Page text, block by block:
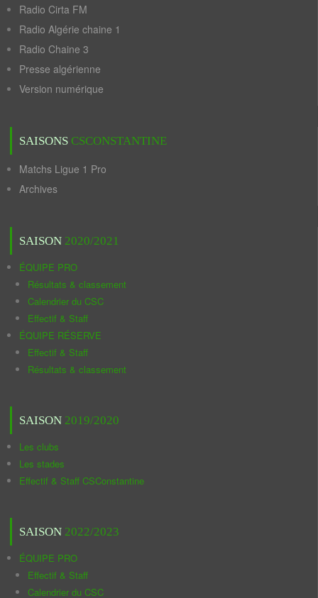
Radio Cirta FM
Radio Algérie chaine 1
Radio Chaine 3
Presse algérienne
Version numérique
SAISONS CSCONSTANTINE
Matchs Ligue 1 Pro
Archives
SAISON 2020/2021
ÉQUIPE PRO
Résultats & classement
Calendrier du CSC
Effectif & Staff
ÉQUIPE RÉSERVE
Effectif & Staff
Résultats & classement
SAISON 2019/2020
Les clubs
Les stades
Effectif & Staff CSConstantine
SAISON 2022/2023
ÉQUIPE PRO
Effectif & Staff
Calendrier du CSC